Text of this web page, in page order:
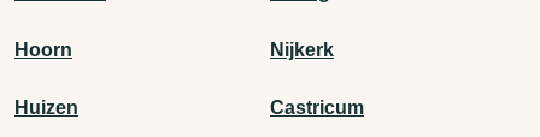
Hoorn Nijkerk
Huizen Castricum